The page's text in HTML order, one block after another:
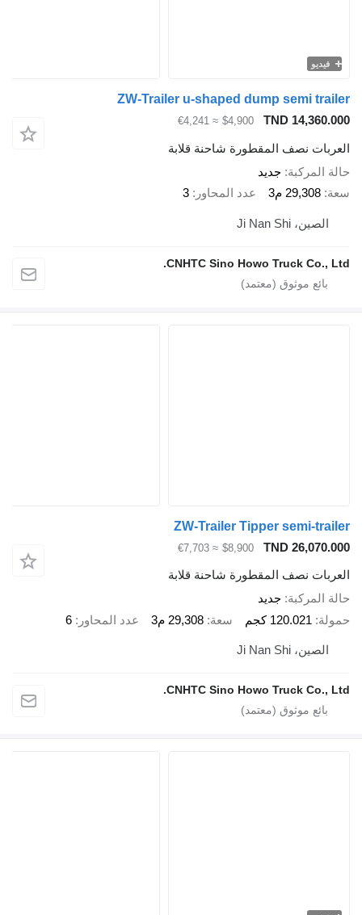
ZW-Trailer u-shaped dump semi
TND
$4,900
≈ €4,241
نصف المقطورة شاحنة قلابة
جديد
29,308 م3
عدد المحاور 3
CNHTC Sino Howo Truck
ZW-Trailer Tipper semi-
TND
$8,900
≈ €7,703
نصف المقطورة شاحنة قلابة
جديد
120.021 كجم سعة 29,308 م3 عدد المحاور 6
CNHTC Sino Howo Truck